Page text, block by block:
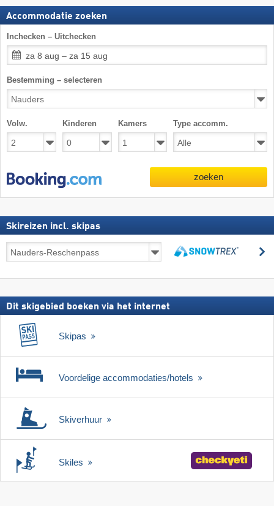
Accommodatie zoeken
Inchecken – Uitchecken
za 8 aug – za 15 aug
Bestemming – selecteren
Volw. Kinderen Kamers Type accomm.
zoeken
Skireizen incl. skipas
incl.
Dit skigebied boeken via het internet
Skipas
Voordelige accommodaties/hotels
Skiverhuur
Skiles